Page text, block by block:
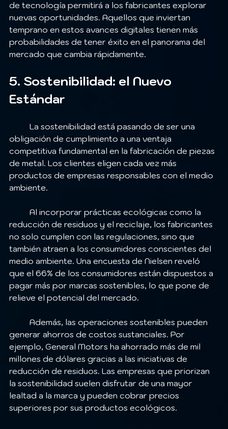
de tecnología permitirá a los fabricantes explorar
nuevas oportunidades. Aquellos que inviertan
temprano en estos avances digitales tienen más
probabilidades de tener éxito en el panorama del
mercado que cambia rápidamente.
5. Sostenibilidad: el Nuevo
Estándar
obligación de cumplimiento a una ventaja
competitiva fundamental en la fabricación de piezas
de metal. Los clientes eligen cada vez más
productos de empresas responsables con el medio
ambiente.
reducción de residuos y el reciclaje, los fabricantes
no solo cumplen con las regulaciones, sino que
también atraen a los consumidores conscientes del
medio ambiente. Una encuesta de Nielsen reveló
que el 66% de los consumidores están dispuestos a
pagar más por marcas sostenibles, lo que pone de
relieve el potencial del mercado.
generar ahorros de costos sustanciales. Por
ejemplo, General Motors ha ahorrado más de mil
millones de dólares gracias a las iniciativas de
reducción de residuos. Las empresas que priorizan
la sostenibilidad suelen disfrutar de una mayor
lealtad a la marca y pueden cobrar precios
superiores por sus productos ecológicos.